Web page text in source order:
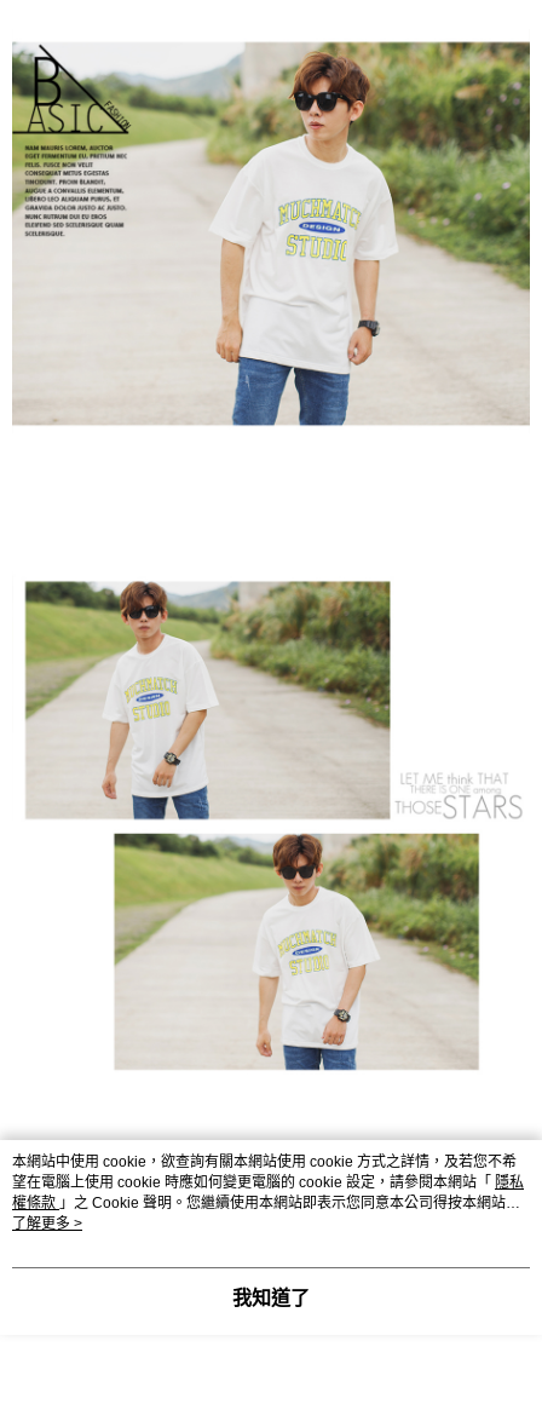
本網站中使用 cookie，欲查詢有關本網站使用 cookie 方式之詳情，及若您不希
望在電腦上使用 cookie 時應如何變更電腦的 cookie 設定，請參閱本網站「 隱私
權條款 」之 Cookie 聲明。您繼續使用本網站即表示您同意本公司得按本網站使
用條款之 Cookie 聲明使用 cookie。
了解更多 >
我知道了